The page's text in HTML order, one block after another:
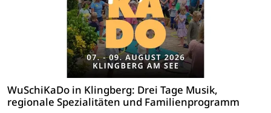
WuSchiKaDo in Klingberg: Drei Tage Musik,
regionale Spezialitäten und Familienprogramm